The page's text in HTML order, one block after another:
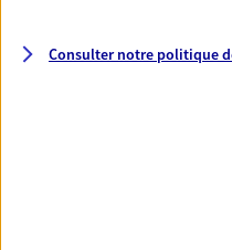
d'accident ou de
Consulter notre politique